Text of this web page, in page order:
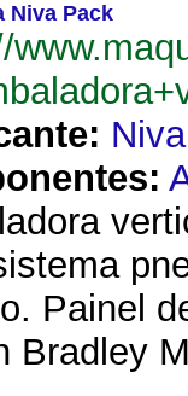
Niva Pack
Painel
Bradley